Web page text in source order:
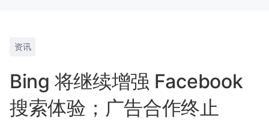
资讯
Bing 将继续增强 Facebook
搜索体验；广告合作终止